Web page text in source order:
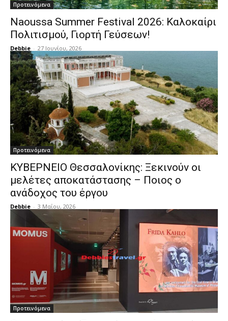
Προτεινόμενα
Naoussa Summer Festival 2026: Καλοκαίρι
Πολιτισμού, Γιορτή Γεύσεων!
Debbie - 27 Ιουνίου, 2026
Προτεινόμενα
ΚΥΒΕΡΝΕΙΟ Θεσσαλονίκης: Ξεκινούν οι
μελέτες αποκατάστασης – Ποιος ο
ανάδοχος του έργου
Debbie - 3 Μαΐου, 2026
Προτεινόμενα